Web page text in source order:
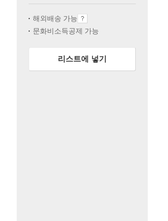
해외배송 가능
문화비소득공제 가능
리스트에 넣기